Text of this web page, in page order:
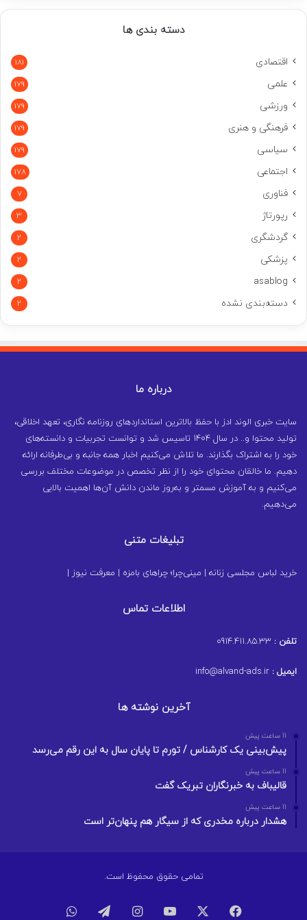
دسته بندی ها
اقتصادی 181
علمی 179
ورزشی 179
فرهنگی و هنری 179
سیاسی 179
اجتماعی 178
فناوری 7
رپورتاژ 3
گردشگری 2
پزشکی 2
asablog
2
دسته‌بندی نشده 2
درباره ما
سایت خبری الوند ادز با حفظ بالاترین استانداردهای روزنامه نگاری، تعهد اخلاقی،
تولید محتوا و.. در سال ۱۴۰۴ تاسیس شد و توانست تجربیات و دانسته‌های
خود را به اشتراک بگذارند. ما تلاش می‌کنیم اخبار همه جانبه و بی‌طرفانه ارائه
دهیم. ما خالقان محتوای خود را از نظر تخصص در موضوعات مختلف بررسی
می‌کنیم و به آموزش مسمتر و به‌روز ماندن دانش آن‌ها اهمیت بالایی
می‌دهیم.
تبلیغات متنی
خرید لباس مجلسی زنانه مینی‌چرا؛ چراهای بامزه معرفت نیوز
اطلاعات تماس
تلفن :
ایمیل :
آخرین نوشته ها
11 ساعت پیش
پیش‌بینی یک کارشناس / تورم تا پایان سال به این رقم می‌رسد
11 ساعت پیش
قالیباف به خبرنگاران تبریک گفت
11 ساعت پیش
هشدار درباره مخدری که از سیگار هم پنهان‌تر است
تمامی حقوق محفوظ است.
فیسبوک ایکسیوتیوباینستاگرامتلگرامواتس